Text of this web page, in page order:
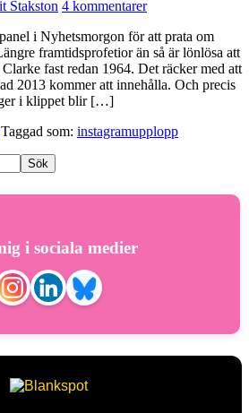
Stakston 4 kommentarer
i Nyhetsmorgon för att prata om
framtidsprofetior än så är lönlösa att
fast redan 1964. Det räcker med att
2013 kommer att innehålla. Och precis
i klippet blir […]
Taggad som: instagramupplopp
i sociala medier